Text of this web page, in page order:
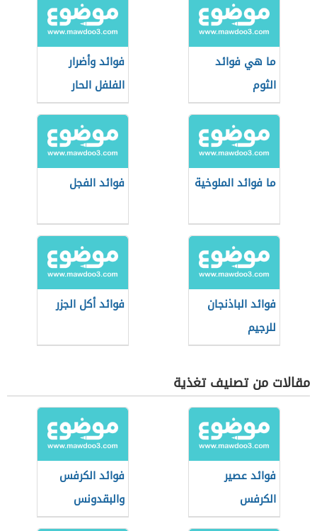
ما هي فوائد
الثوم
فوائد وأضرار
الفلفل الحار
ما فوائد الملوخية فوائد الفجل
فوائد الباذنجان
للرجيم
فوائد أكل الجزر
مقالات من تصنيف تغذية
فوائد عصير
الكرفس
فوائد الكرفس
والبقدونس